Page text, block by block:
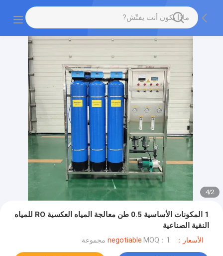
2
/
4
1 المكونات الأساسية 0.5 طن معالجة المياه العكسية RO للمياه
النقية الصناعية
الأسعار：negotiable MOQ：1 مجموعة